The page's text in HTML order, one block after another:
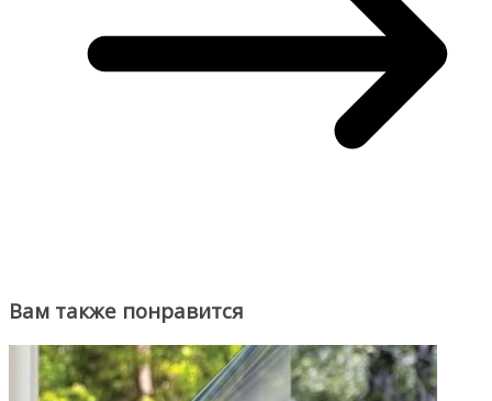
Вам также понравится